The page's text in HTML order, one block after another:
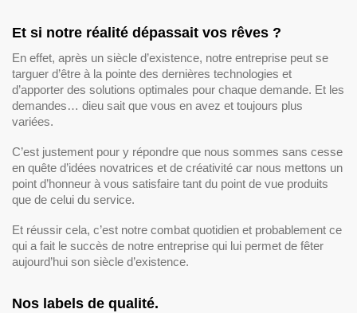
Et si notre réalité dépassait vos rêves ?
En effet, après un siècle d’existence, notre entreprise peut se
targuer d’être à la pointe des dernières technologies et
d’apporter des solutions optimales pour chaque demande. Et les
demandes… dieu sait que vous en avez et toujours plus
variées.
C’est justement pour y répondre que nous sommes sans cesse
en quête d’idées novatrices et de créativité car nous mettons un
point d’honneur à vous satisfaire tant du point de vue produits
que de celui du service.
Et réussir cela, c’est notre combat quotidien et probablement ce
qui a fait le succès de notre entreprise qui lui permet de fêter
aujourd’hui son siècle d’existence.
Nos labels de qualité.